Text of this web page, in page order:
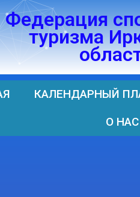
Федерация
туризма
КАЛЕНДАРНЫЙ
О НАС